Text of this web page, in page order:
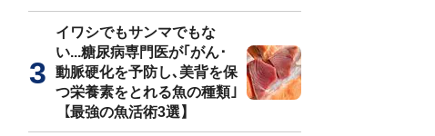
イワシでもサンマでもな
い...糖尿病専門医が｢がん･
動脈硬化を予防し､美背を保
つ栄養素をとれる魚の種類｣
【最強の魚活術3選】